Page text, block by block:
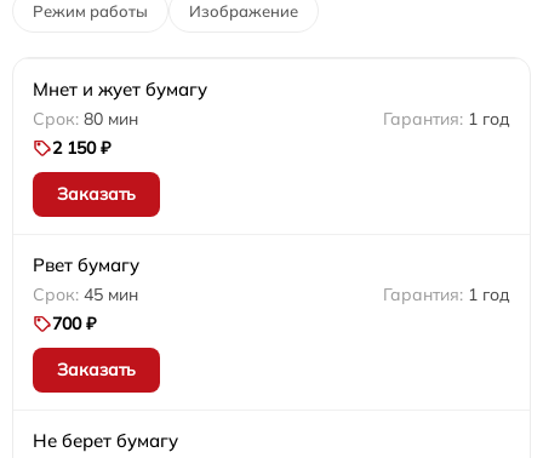
Режим работы Изображение
Мнет и жует бумагу
80 мин
1 год
2 150 ₽
Заказать
Рвет бумагу
45 мин
1 год
700 ₽
Заказать
Не берет бумагу